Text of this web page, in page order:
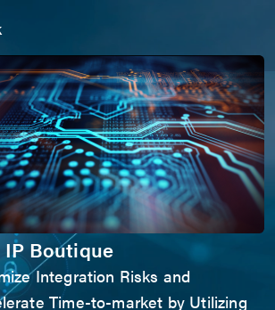
IP Boutique
Integration Risks and
Time-to-market by Utilizing
Form